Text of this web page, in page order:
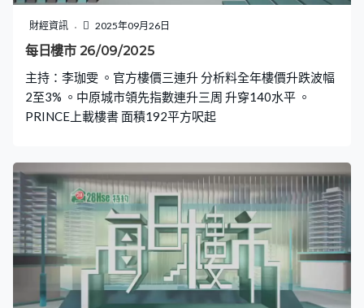
財經資訊 2025年09月26日
每日樓市 26/09/2025
主持：李珈雯 。官方樓價三連升 分析料全年樓價升跌波幅
2至3% 。中原城市領先指數連升三周 升穿140水平 。
PRINCE上載樓書 面積192平方呎起